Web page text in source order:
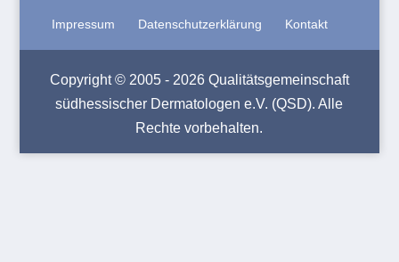
Impressum Datenschutzerklärung Kontakt
Copyright © 2005 - 2026 Qualitätsgemeinschaft
südhessischer Dermatologen e.V. (QSD). Alle
Rechte vorbehalten.